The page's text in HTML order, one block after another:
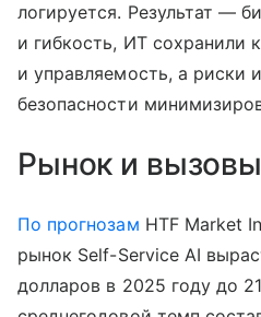
логируется. Результат —
и гибкость, ИТ сохранили
и управляемость, а риски
безопасности
Рынок и вызовы
По прогнозам HTF Market
рынок Self-Service AI
долларов в 2025 году до